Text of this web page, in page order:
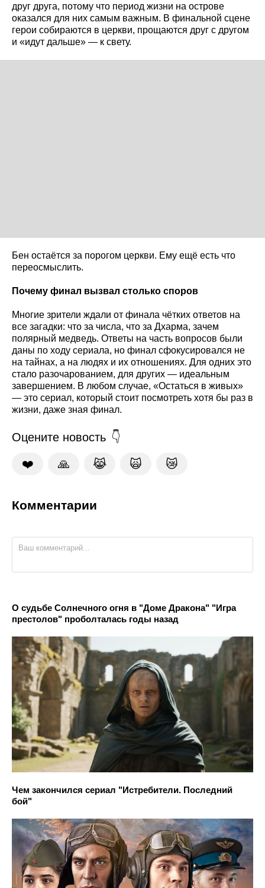
друг друга, потому что период жизни на острове
оказался для них самым важным. В финальной сцене
герои собираются в церкви, прощаются друг с другом
и «идут дальше» — к свету.
Бен остаётся за порогом церкви. Ему ещё есть что
переосмыслить.
Почему финал вызвал столько споров
Многие зрители ждали от финала чётких ответов на
все загадки: что за числа, что за Дхарма, зачем
полярный медведь. Ответы на часть вопросов были
даны по ходу сериала, но финал сфокусировался не
на тайнах, а на людях и их отношениях. Для одних это
стало разочарованием, для других — идеальным
завершением. В любом случае, «Остаться в живых»
— это сериал, который стоит посмотреть хотя бы раз в
жизни, даже зная финал.
Оцените новость
❤️ 🙏 😹 🙀 😿
Комментарии
О судьбе Солнечного огня в "Доме Дракона" "Игра
престолов" проболталась годы назад
Чем закончился сериал "Истребители. Последний
бой"